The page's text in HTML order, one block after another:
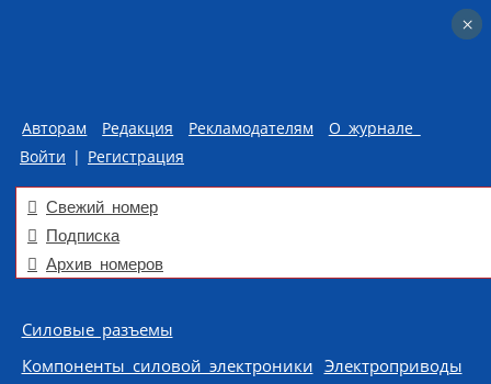
Авторам Редакция Рекламодателям
О журнале
Войти | Регистрация
Свежий номер
Подписка
Архив номеров
Skip to content
Силовые разъемы
Компоненты силовой электроники Электроприводы
×
×